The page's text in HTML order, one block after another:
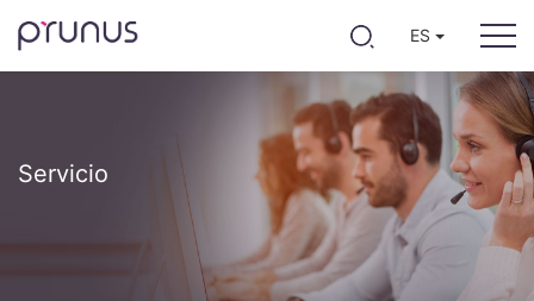
ES
Servicio